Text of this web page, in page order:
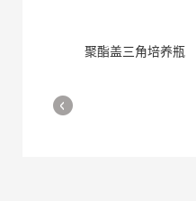
聚酯盖三角培养瓶